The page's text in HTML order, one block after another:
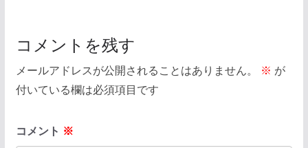
コメントを残す
メールアドレスが公開されることはありません。 ※ が
付いている欄は必須項目です
コメント ※